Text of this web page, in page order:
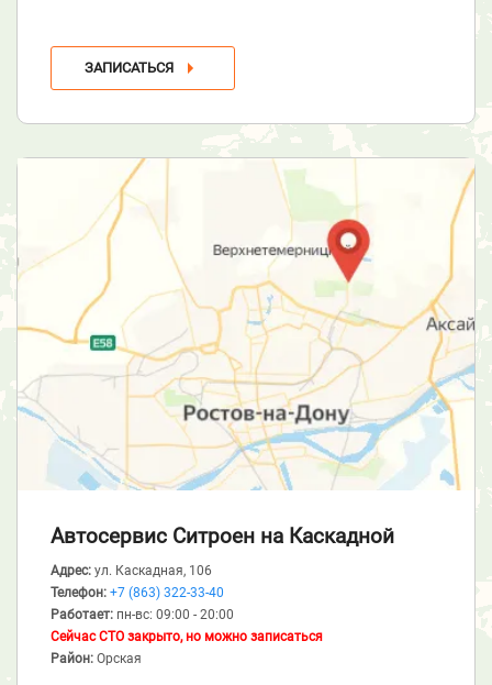
ЗАПИСАТЬСЯ
Автосервис Ситроен на Каскадной
Адрес: ул. Каскадная, 106
Телефон: +7 (863) 322-33-40
Работает: пн-вс: 09:00 - 20:00
Сейчас СТО закрыто, но можно записаться
Район: Орская